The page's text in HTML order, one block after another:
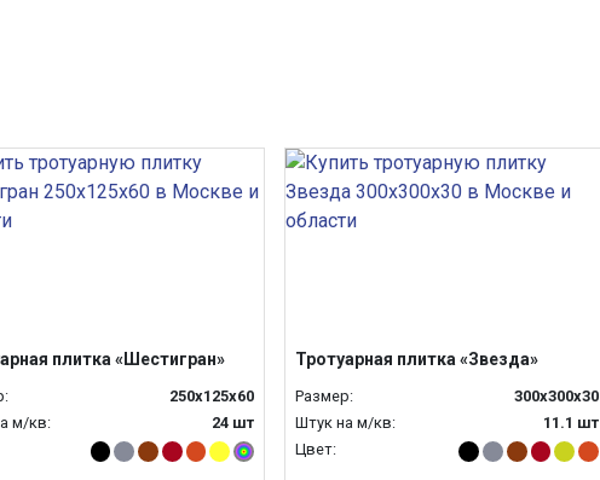
плитка «Шестигран»
250x125x60
м/кв:
24 шт
Тротуарная плитка «Звезда»
Размер:
300х300х30
Штук на м/кв:
11.1 шт
Цвет: